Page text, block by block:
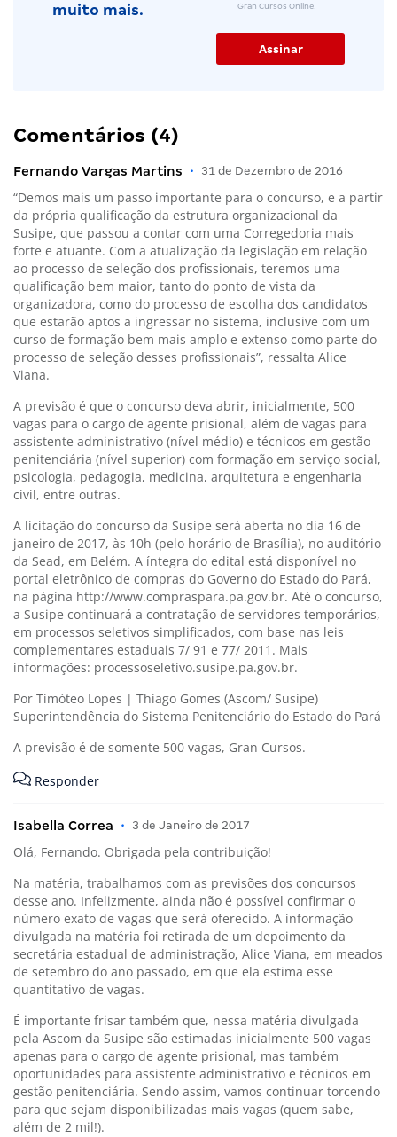
muito mais.
Gran Cursos Online.
Comentários (4)
Fernando Vargas Martins • 31 de Dezembro de 2016
“Demos mais um passo importante para o concurso, e a partir
da própria qualificação da estrutura organizacional da
Susipe, que passou a contar com uma Corregedoria mais
forte e atuante. Com a atualização da legislação em relação
ao processo de seleção dos profissionais, teremos uma
qualificação bem maior, tanto do ponto de vista da
organizadora, como do processo de escolha dos candidatos
que estarão aptos a ingressar no sistema, inclusive com um
curso de formação bem mais amplo e extenso como parte do
processo de seleção desses profissionais”, ressalta Alice
Viana.
A previsão é que o concurso deva abrir, inicialmente, 500
vagas para o cargo de agente prisional, além de vagas para
assistente administrativo (nível médio) e técnicos em gestão
penitenciária (nível superior) com formação em serviço social,
psicologia, pedagogia, medicina, arquitetura e engenharia
civil, entre outras.
A licitação do concurso da Susipe será aberta no dia 16 de
janeiro de 2017, às 10h (pelo horário de Brasília), no auditório
da Sead, em Belém. A íntegra do edital está disponível no
portal eletrônico de compras do Governo do Estado do Pará,
na página http://www.compraspara.pa.gov.br. Até o concurso,
a Susipe continuará a contratação de servidores temporários,
em processos seletivos simplificados, com base nas leis
complementares estaduais 7/ 91 e 77/ 2011. Mais
informações: processoseletivo.susipe.pa.gov.br.
Por Timóteo Lopes | Thiago Gomes (Ascom/ Susipe)
Superintendência do Sistema Penitenciário do Estado do Pará
A previsão é de somente 500 vagas, Gran Cursos.
Responder
Isabella Correa • 3 de Janeiro de 2017
Olá, Fernando. Obrigada pela contribuição!
Na matéria, trabalhamos com as previsões dos concursos
desse ano. Infelizmente, ainda não é possível confirmar o
número exato de vagas que será oferecido. A informação
divulgada na matéria foi retirada de um depoimento da
secretária estadual de administração, Alice Viana, em meados
de setembro do ano passado, em que ela estima esse
quantitativo de vagas.
É importante frisar também que, nessa matéria divulgada
pela Ascom da Susipe são estimadas inicialmente 500 vagas
apenas para o cargo de agente prisional, mas também
oportunidades para assistente administrativo e técnicos em
gestão penitenciária. Sendo assim, vamos continuar torcendo
para que sejam disponibilizadas mais vagas (quem sabe,
além de 2 mil!).